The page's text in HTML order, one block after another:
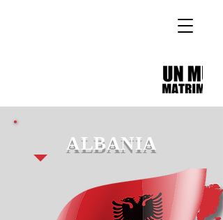
ALBANIA